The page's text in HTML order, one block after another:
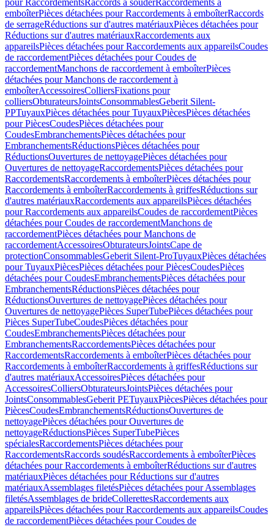
pour RaccordementsRaccords à souderRaccordements à
emboîterPièces détachées pour Raccordements à emboîterRaccords
de serrageRéductions sur d'autres matériauxPièces détachées pour
Réductions sur d'autres matériauxRaccordements aux
appareilsPièces détachées pour Raccordements aux appareilsCoudes
de raccordementPièces détachées pour Coudes de
raccordementManchons de raccordement à emboîterPièces
détachées pour Manchons de raccordement à
emboîterAccessoiresColliersFixations pour
colliersObturateursJointsConsommablesGeberit Silent-
PPTuyauxPièces détachées pour TuyauxPiècesPièces détachées
pour PiècesCoudesPièces détachées pour
CoudesEmbranchementsPièces détachées pour
EmbranchementsRéductionsPièces détachées pour
RéductionsOuvertures de nettoyagePièces détachées pour
Ouvertures de nettoyageRaccordementsPièces détachées pour
RaccordementsRaccordements à emboîterPièces détachées pour
Raccordements à emboîterRaccordements à griffesRéductions sur
d'autres matériauxRaccordements aux appareilsPièces détachées
pour Raccordements aux appareilsCoudes de raccordementPièces
détachées pour Coudes de raccordementManchons de
raccordementPièces détachées pour Manchons de
raccordementAccessoiresObturateursJointsCape de
protectionConsommablesGeberit Silent-ProTuyauxPièces détachées
pour TuyauxPiècesPièces détachées pour PiècesCoudesPièces
détachées pour CoudesEmbranchementsPièces détachées pour
EmbranchementsRéductionsPièces détachées pour
RéductionsOuvertures de nettoyagePièces détachées pour
Ouvertures de nettoyagePièces SuperTubePièces détachées pour
Pièces SuperTubeCoudesPièces détachées pour
CoudesEmbranchementsPièces détachées pour
EmbranchementsRaccordementsPièces détachées pour
RaccordementsRaccordements à emboîterPièces détachées pour
Raccordements à emboîterRaccordements à griffesRéductions sur
d'autres matériauxAccessoiresPièces détachées pour
AccessoiresColliersObturateursJointsPièces détachées pour
JointsConsommablesGeberit PETuyauxPiècesPièces détachées pour
PiècesCoudesEmbranchementsRéductionsOuvertures de
nettoyagePièces détachées pour Ouvertures de
nettoyageRéductionsPièces SuperTubePièces
spécialesRaccordementsPièces détachées pour
RaccordementsRaccords soudésRaccordements à emboîterPièces
détachées pour Raccordements à emboîterRéductions sur d'autres
matériauxPièces détachées pour Réductions sur d'autres
matériauxAssemblages filetésPièces détachées pour Assemblages
filetésAssemblages de brideCollerettesRaccordements aux
appareilsPièces détachées pour Raccordements aux appareilsCoudes
de raccordementPièces détachées pour Coudes de